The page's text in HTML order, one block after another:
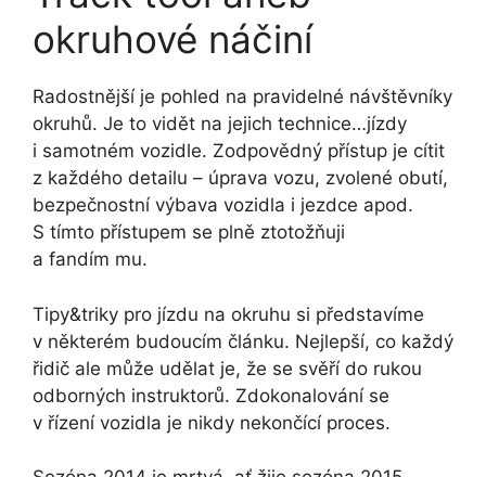
okruhové náčiní
Radostnější je pohled na pravidelné návštěvníky
okruhů. Je to vidět na jejich technice…jízdy
i samotném vozidle. Zodpovědný přístup je cítit
z každého detailu – úprava vozu, zvolené obutí,
bezpečnostní výbava vozidla i jezdce apod.
S tímto přístupem se plně ztotožňuji
a fandím mu.
Tipy&triky pro jízdu na okruhu si představíme
v některém budoucím článku. Nejlepší, co každý
řidič ale může udělat je, že se svěří do rukou
odborných instruktorů. Zdokonalování se
v řízení vozidla je nikdy nekončící proces.